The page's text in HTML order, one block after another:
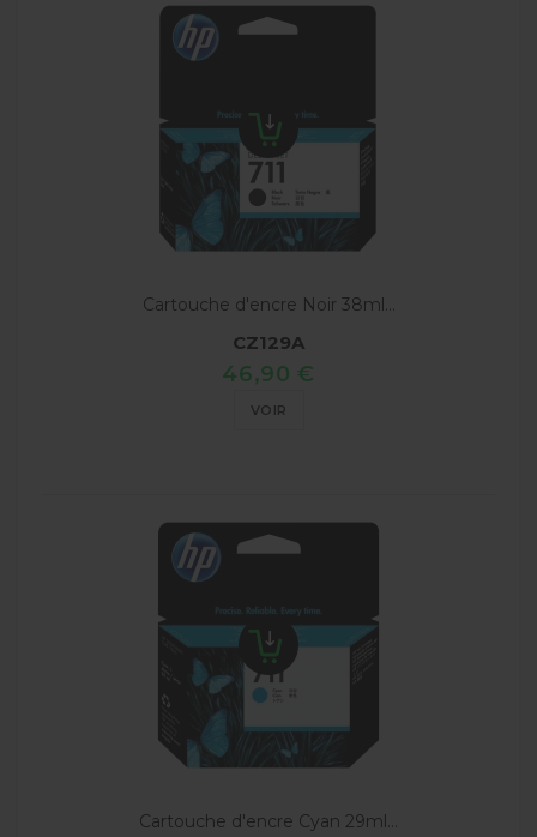
Cartouche d'encre Noir 38ml...
CZ129A
46,90 €
VOIR
Cartouche d'encre Cyan 29ml...